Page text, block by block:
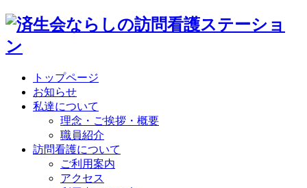
トップページ
お知らせ
私達について
理念・ご挨拶・概要
職員紹介
訪問看護について
ご利用案内
アクセス